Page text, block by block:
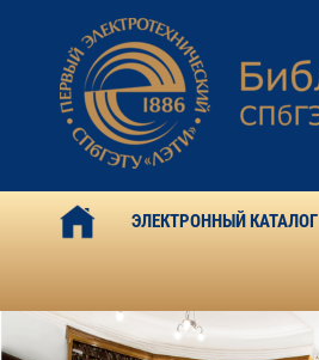
ЭЛЕКТРОННЫЙ КАТАЛОГ